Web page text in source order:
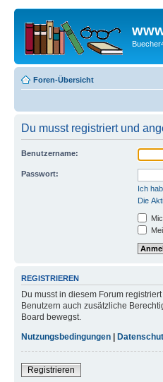
Foren-Übersicht
Du musst registriert und
Benutzername:
Passwort:
Ich
Die
REGISTRIEREN
Du musst in diesem Forum
Benutzern auch zusätzliche
Board bewegst.
Nutzungsbedingungen
Registrieren